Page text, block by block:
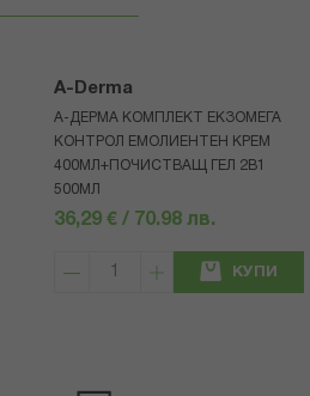
A-Derma
А-ДЕРМА КОМПЛЕКТ ЕКЗОМЕГА
КОНТРОЛ ЕМОЛИЕНТЕН КРЕМ
400МЛ+ПОЧИСТВАЩ ГЕЛ 2В1
500МЛ
36,29 € / 70.98 лв.
КУПИ